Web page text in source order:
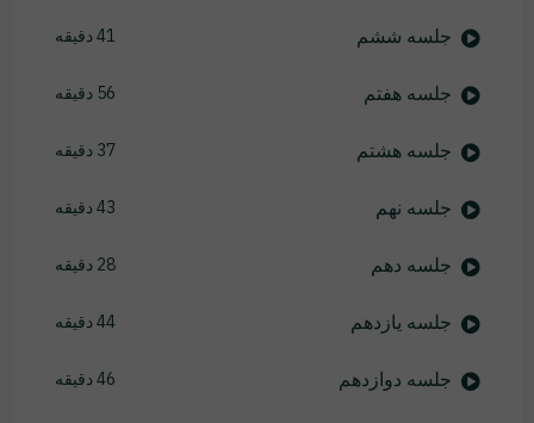
جلسه ششم 41 دقیقه
جلسه هفتم 56 دقیقه
جلسه هشتم 37 دقیقه
جلسه نهم 43 دقیقه
جلسه دهم 28 دقیقه
جلسه یازدهم 44 دقیقه
جلسه دوازدهم 46 دقیقه